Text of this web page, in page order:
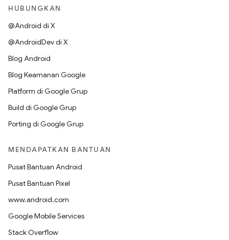
HUBUNGKAN
@Android di X
@AndroidDev di X
Blog Android
Blog Keamanan Google
Platform di Google Grup
Build di Google Grup
Porting di Google Grup
MENDAPATKAN BANTUAN
Pusat Bantuan Android
Pusat Bantuan Pixel
www.android.com
Google Mobile Services
Stack Overflow